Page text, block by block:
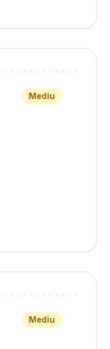
Mediu
Mediu